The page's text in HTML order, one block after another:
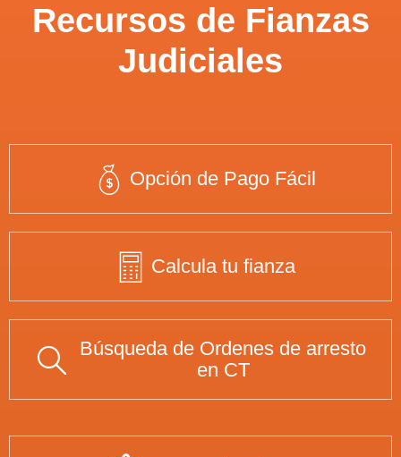
Recursos de Fianzas
Judiciales
Opción de Pago Fácil
Calcula tu fianza
Búsqueda de Ordenes de arresto
en CT